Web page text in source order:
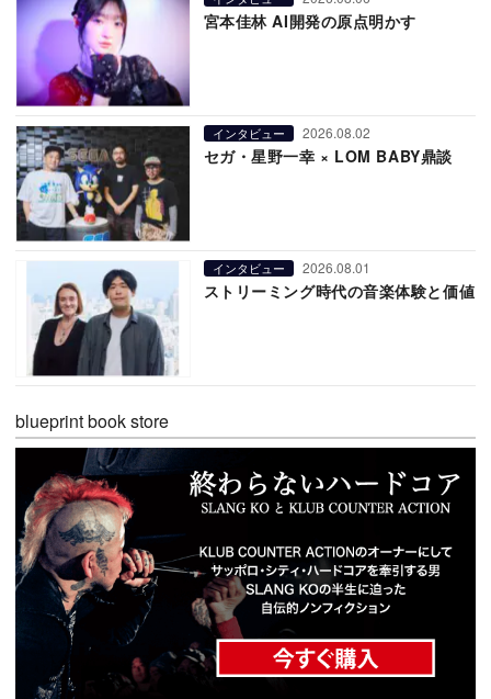
宮本佳林 AI開発の原点明かす
インタビュー 2026.08.02
セガ・星野一幸 × LOM BABY鼎談
インタビュー 2026.08.01
ストリーミング時代の音楽体験と価値
blueprint book store